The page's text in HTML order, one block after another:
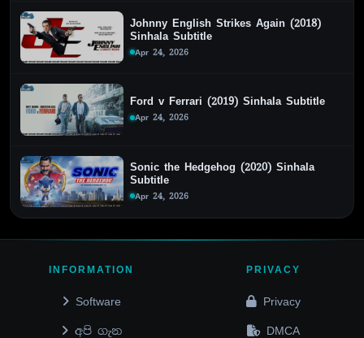
Johnny English Strikes Again (2018)
Sinhala Subtitle
Apr 24, 2026
Ford v Ferrari (2019) Sinhala Subtitle
Apr 24, 2026
Sonic the Hedgehog (2020) Sinhala
Subtitle
Apr 24, 2026
INFORMATION
Software
අපි ගැන
PRIVACY
Privacy
DMCA